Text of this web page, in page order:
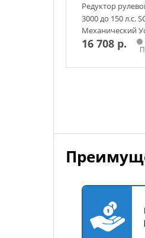
Редуктор
3000 до 150 л.с.
Механический
комплект + трос
16 708 р.